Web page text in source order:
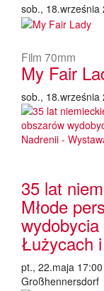
sob., 18.września
Film 70mm
My Fair
sob., 18.września
35 lat
Młode
Łużycach
pt., 22.maja 17:00
Großhennersdorf